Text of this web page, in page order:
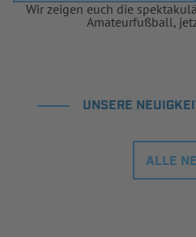
Wir zeigen euch die
Amateurfußball,
UNSERE
ALLE